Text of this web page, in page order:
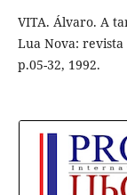
VITA. Álvaro. A
Lua Nova: revista
p.05-32, 1992.